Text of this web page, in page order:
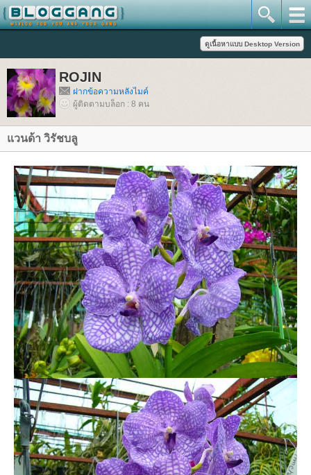
ROJIN
ฝากข้อความหลังไมค์
ผู้ติดตามบล็อก : 8 คน
วนด้า วิรัชบลู